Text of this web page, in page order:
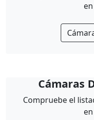
Cámaras
Compruebe el